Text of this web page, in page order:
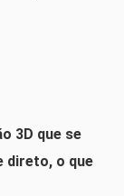
3D que se
direto, o que